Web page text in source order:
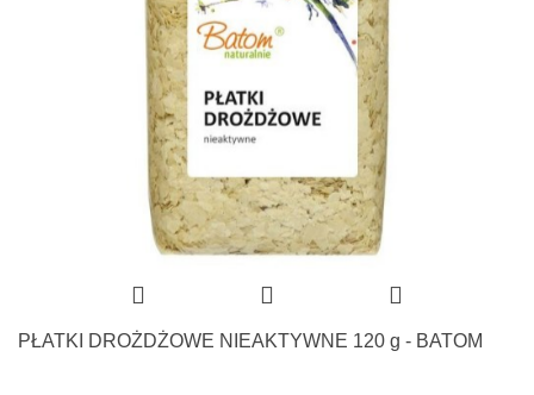
PŁATKI DROŻDŻOWE NIEAKTYWNE 120 g - BATOM